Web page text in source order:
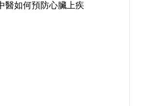
醫如何預防心臟上疾